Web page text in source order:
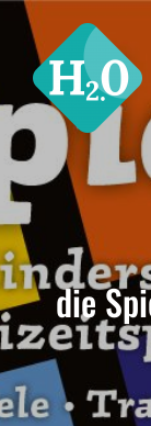
die